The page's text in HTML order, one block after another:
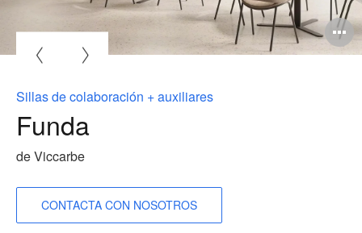
Sillas de colaboración + auxiliares
Funda
de Viccarbe
CONTACTA CON NOSOTROS